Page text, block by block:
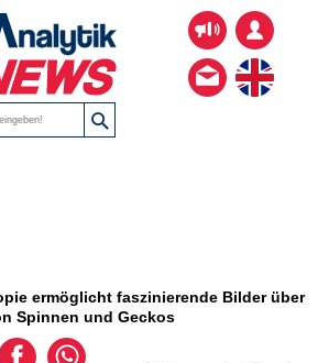
ermöglicht faszinierende Bilder über
Spinnen und Geckos